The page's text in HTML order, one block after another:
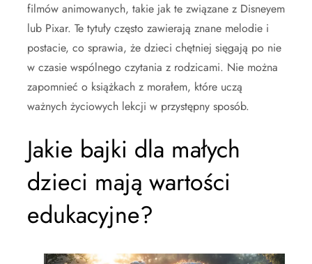
filmów animowanych, takie jak te związane z Disneyem
lub Pixar. Te tytuły często zawierają znane melodie i
postacie, co sprawia, że dzieci chętniej sięgają po nie
w czasie wspólnego czytania z rodzicami. Nie można
zapomnieć o książkach z morałem, które uczą
ważnych życiowych lekcji w przystępny sposób.
Jakie bajki dla małych
dzieci mają wartości
edukacyjne?